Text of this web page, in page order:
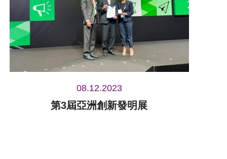
08.12.2023
第3屆亞洲創新發明展